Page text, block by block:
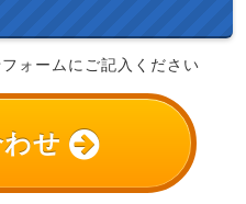
ォームにご記入ください
せ